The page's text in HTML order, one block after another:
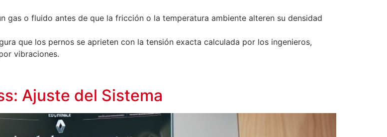
gas o fluido antes de que la fricción o la temperatura ambiente alteren su densidad
que los pernos se aprieten con la tensión exacta calculada por los ingenieros,
vibraciones.
Ajuste del Sistema